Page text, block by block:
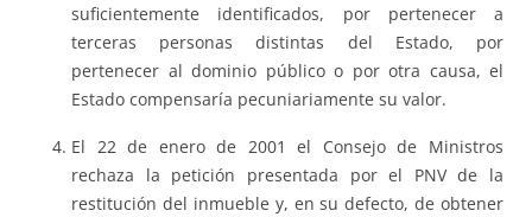
suficientemente identificados, por pertenecer a
terceras personas distintas del Estado, por
pertenecer al dominio público o por otra causa, el
Estado compensaría pecuniariamente su valor.
El 22 de enero de 2001 el Consejo de Ministros
rechaza la petición presentada por el PNV de la
restitución del inmueble y, en su defecto, de obtener